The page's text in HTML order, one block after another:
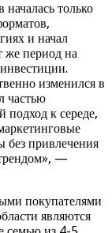
только
и начал
же период на
изменился в
частью
подход к середе,
без привлечения
—
покупателями
являются